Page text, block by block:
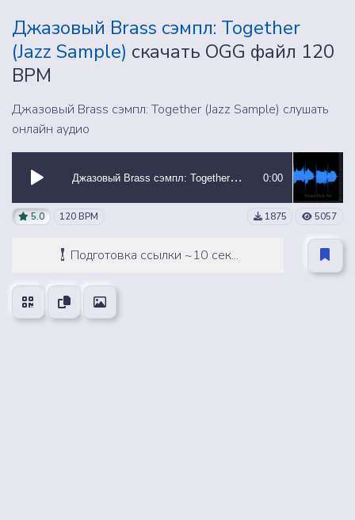
Джазовый Brass сэмпл: Together
(Jazz Sample) скачать OGG файл 120
BPM
Джазовый Brass сэмпл: Together (Jazz Sample) слушать
онлайн аудио
Джазовый Brass сэмпл: Together (Jazz Sample) 0:00
5.0 120 BPM 1875 5057
Подготовка ссылки ~10 сек...